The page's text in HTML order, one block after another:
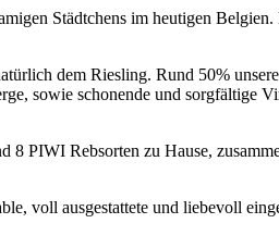
Städtchens im heutigen
dem Riesling. Rund 50%
sowie schonende und sorgfältige
PIWI Rebsorten zu Hause,
voll ausgestattete und liebevoll